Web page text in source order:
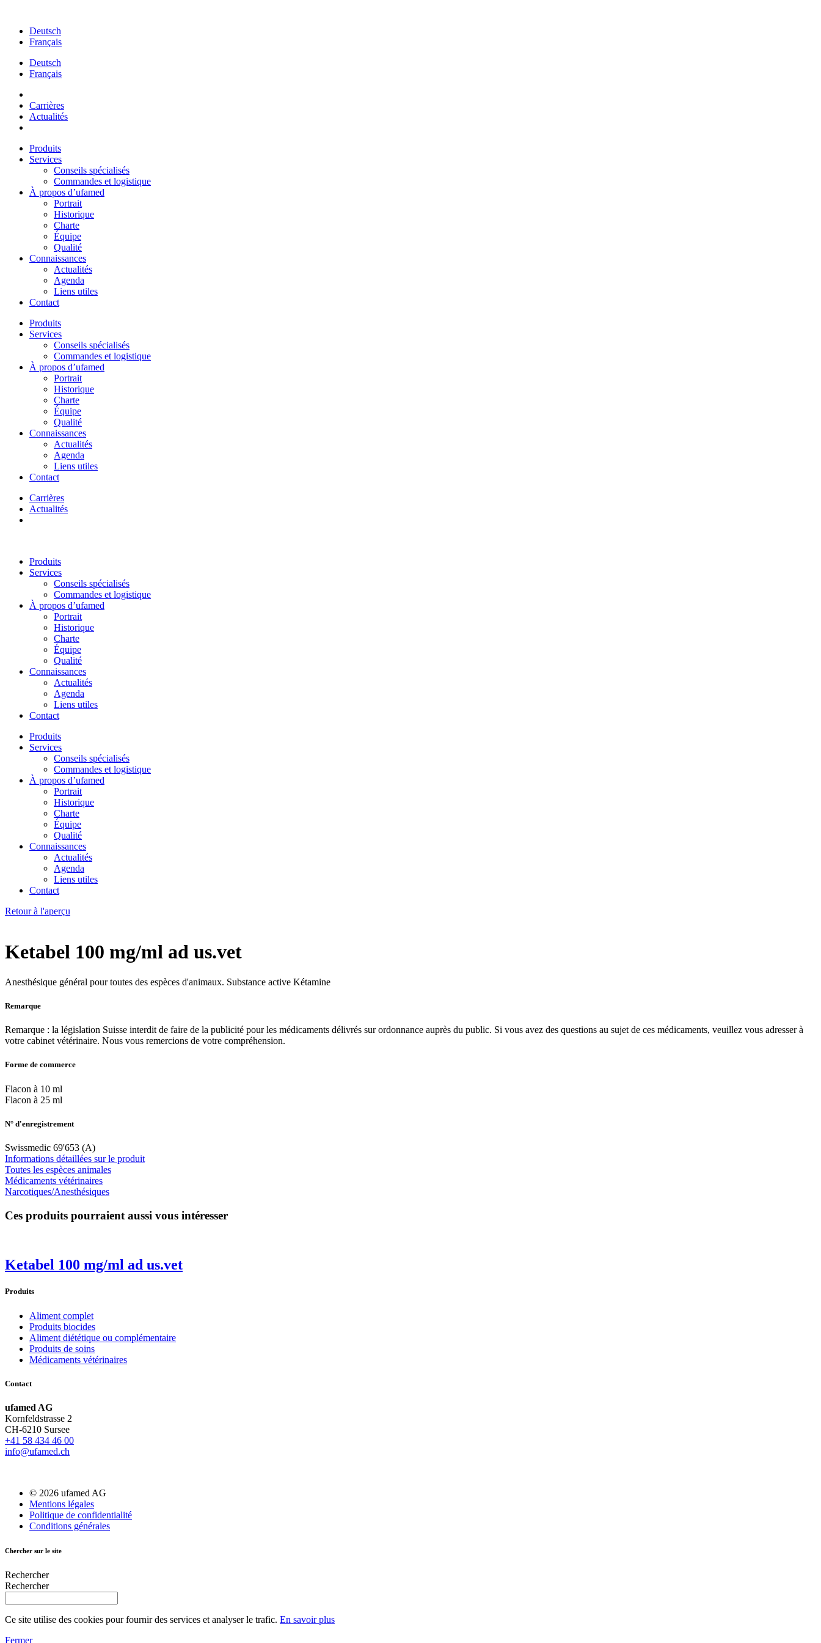
contenuDeutsch
Français
Deutsch
Français
Carrières
Actualités
Produits
Services
Conseils spécialisés
Commandes et logistique
À propos d’ufamed
Portrait
Historique
Charte
Équipe
Qualité
Connaissances
Actualités
Agenda
Liens utiles
Contact
Produits
Services
Conseils spécialisés
Commandes et logistique
À propos d’ufamed
Portrait
Historique
Charte
Équipe
Qualité
Connaissances
Actualités
Agenda
Liens utiles
Contact
Carrières
Actualités
Produits
Services
Conseils spécialisés
Commandes et logistique
À propos d’ufamed
Portrait
Historique
Charte
Équipe
Qualité
Connaissances
Actualités
Agenda
Liens utiles
Contact
Produits
Services
Conseils spécialisés
Commandes et logistique
À propos d’ufamed
Portrait
Historique
Charte
Équipe
Qualité
Connaissances
Actualités
Agenda
Liens utiles
Contact
Retour à l'aperçu
Ketabel 100 mg/ml ad us.vet
Anesthésique général pour toutes des espèces d'animaux. Substance active Kétamine
Remarque
Remarque : la législation Suisse interdit de faire de la publicité pour les médicaments délivrés sur ordonnance auprès du public. Si vous avez des questions au sujet de ces médicaments, veuillez vous adresser à
votre cabinet vétérinaire. Nous vous remercions de votre compréhension.
Forme de commerce
Flacon à 10 ml
Flacon à 25 ml
N° d'enregistrement
Swissmedic 69'653 (A)
Informations détaillées sur le produit
Toutes les espèces animales
Médicaments vétérinaires
Narcotiques/Anesthésiques
Ces produits pourraient aussi vous intéresser
Ketabel 100 mg/ml ad us.vet
Produits
Aliment complet
Produits biocides
Aliment diététique ou complémentaire
Produits de soins
Médicaments vétérinaires
Contact
ufamed AG
Kornfeldstrasse 2
CH-6210 Sursee
+41 58 434 46 00
info@ufamed.ch
© 2026 ufamed AG
Mentions légales
Politique de confidentialité
Conditions générales
Chercher sur le site
Rechercher
Rechercher
Ce site utilise des cookies pour fournir des services et analyser le trafic. En savoir plus
Fermer